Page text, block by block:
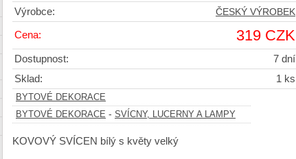
Výrobce:
ČESKÝ VÝROBEK
Cena: 319 CZK
Dostupnost:
7 dní
Sklad:
1 ks
BYTOVÉ DEKORACE
BYTOVÉ DEKORACE - SVÍCNY, LUCERNY A LAMPY
KOVOVÝ SVÍCEN bílý s květy velký